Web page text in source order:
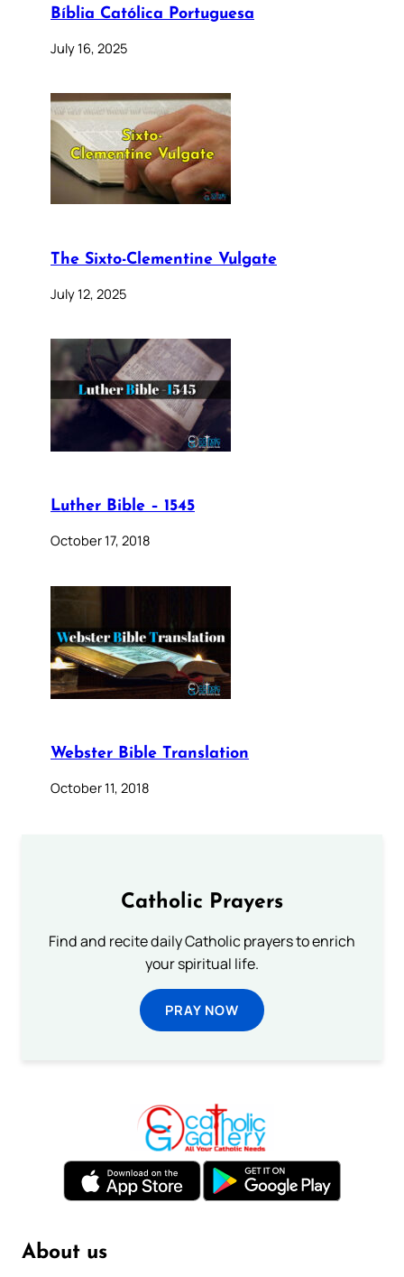
Bíblia Católica Portuguesa
July 16, 2025
The Sixto-Clementine Vulgate
July 12, 2025
Luther Bible – 1545
October 17, 2018
Webster Bible Translation
October 11, 2018
Catholic Prayers
Find and recite daily Catholic prayers to enrich
your spiritual life.
PRAY NOW
About us